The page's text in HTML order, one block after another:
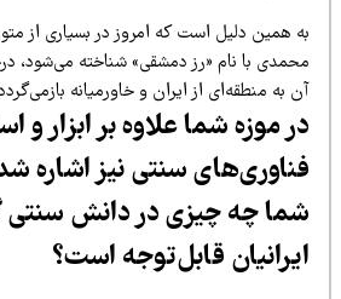
همین دلیل است که امروز در بسیاری از متون
با نام «رز دمشقی» شناخته می‌شود،
به منطقه‌ای از ایران و خاورمیانه بازمی‌گردد.
موزه شما علاوه بر ابزار و
سنتی نیز اشاره شده
چه چیزی در دانش سنتی
قابل‌توجه است؟